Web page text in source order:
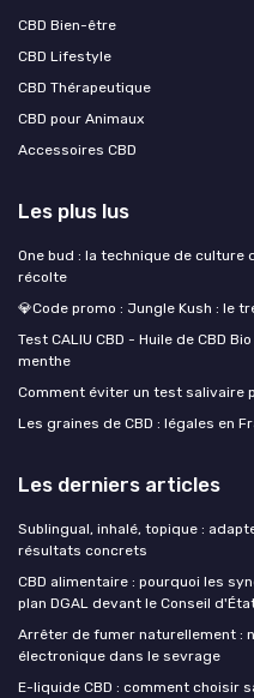
CBD Bien-être
CBD Lifestyle
CBD Thérapeutique
CBD pour Animaux
Accessoires CBD
Les plus lus
One bud : la technique de culture
récolte
💎Code promo : Jungle Kush : le
Test CALIU CBD - Huile de CBD
menthe
Comment éviter un test salivaire
Les graines de CBD : légales en
Les derniers articles
Sublingual, inhalé, topique :
résultats concrets
CBD alimentaire : pourquoi les
plan DGAL devant le Conseil
Arrêter de fumer naturellement :
électronique dans le sevrage
E-liquide CBD : comment choisir